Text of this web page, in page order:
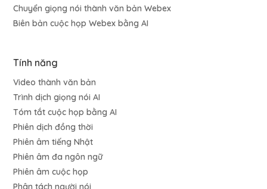
Chuyển giọng nói thành văn bản Webex
Biên bản cuộc họp Webex bằng AI
Tính năng
Video thành văn bản
Trình dịch giọng nói AI
Tóm tắt cuộc họp bằng AI
Phiên dịch đồng thời
Phiên âm tiếng Nhật
Phiên âm đa ngôn ngữ
Phiên âm cuộc họp
Phân tách người nói